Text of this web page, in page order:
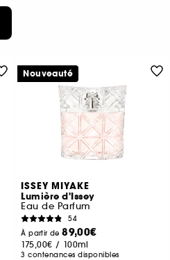
ISSEY MIYAKE
Lumière d'Issey
Eau de Parfum
54
À partir de89,00€
175,00€ / 100ml
3 contenances disponibles
Nouveauté